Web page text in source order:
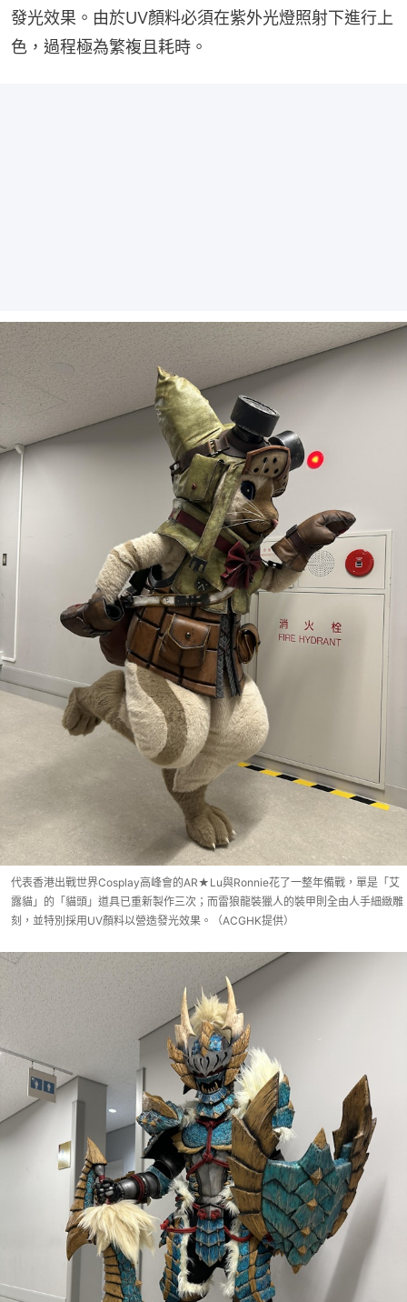
發光效果。由於UV顏料必須在紫外光燈照射下進行上
色，過程極為繁複且耗時。
代表香港出戰世界Cosplay高峰會的AR★Lu與Ronnie花了一整年備戰，單是「艾
露貓」的「貓頭」道具已重新製作三次；而雷狼龍裝獵人的裝甲則全由人手細緻雕
刻，並特別採用UV顏料以營造發光效果。（ACGHK提供）